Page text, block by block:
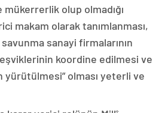
olup olmadığı
makam olarak tanımlanması,
sanayi firmalarının
koordine edilmesi ve
olması yeterli ve